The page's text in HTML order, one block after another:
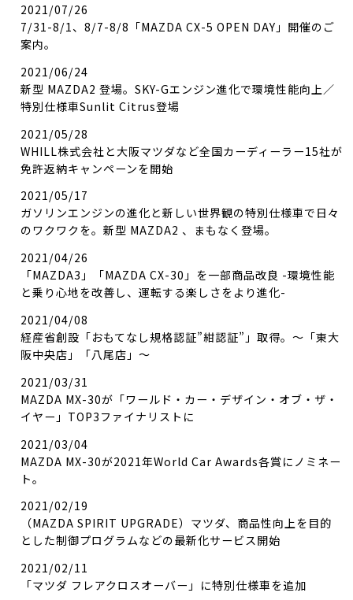
2021/07/26
7/31-8/1、8/7-8/8「MAZDA CX-5 OPEN DAY」開催のご
案内。
2021/06/24
新型 MAZDA2 登場。SKY-Gエンジン進化で環境性能向上／
特別仕様車Sunlit Citrus登場
2021/05/28
WHILL株式会社と大阪マツダなど全国カーディーラー15社が
免許返納キャンペーンを開始
2021/05/17
ガソリンエンジンの進化と新しい世界観の特別仕様車で日々
のワクワクを。新型 MAZDA2 、まもなく登場。
2021/04/26
「MAZDA3」「MAZDA CX-30」を一部商品改良 -環境性能
と乗り心地を改善し、運転する楽しさをより進化-
2021/04/08
経産省創設「おもてなし規格認証”紺認証”」取得。～「東大
阪中央店」「八尾店」～
2021/03/31
MAZDA MX-30が「ワールド・カー・デザイン・オブ・ザ・
イヤー」TOP3ファイナリストに
2021/03/04
MAZDA MX-30が2021年World Car Awards各賞にノミネー
ト。
2021/02/19
（MAZDA SPIRIT UPGRADE）マツダ、商品性向上を目的
とした制御プログラムなどの最新化サービス開始
2021/02/11
「マツダ フレアクロスオーバー」に特別仕様車を追加